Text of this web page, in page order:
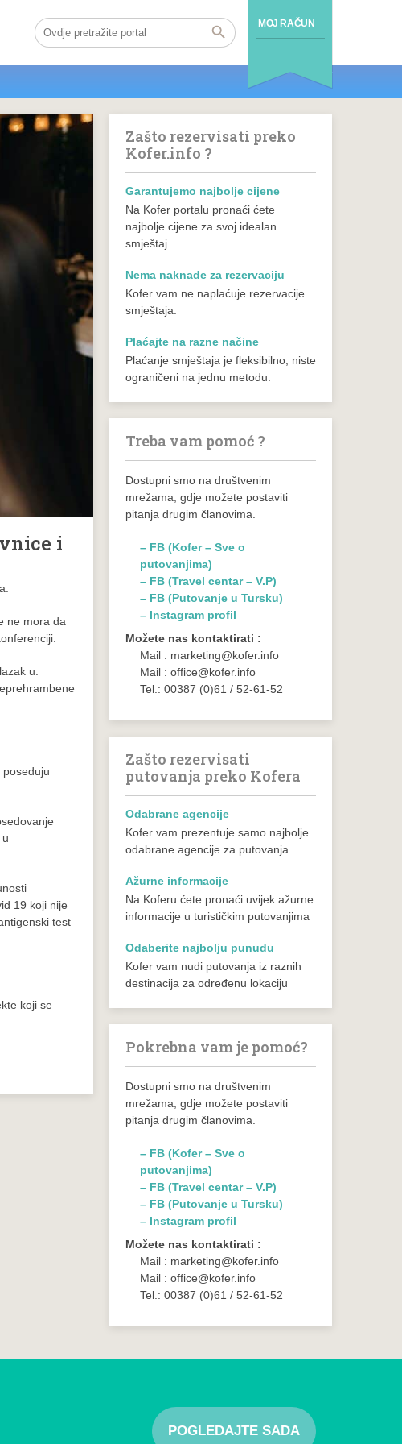
MOJ RAČUN
i
ne mora da
u:
19 koji nije
test
koji se
Zašto rezervisati preko
Kofer.info ?
Garantujemo najbolje cijene
Na Kofer portalu pronaći ćete
najbolje cijene za svoj idealan
smještaj.
Nema naknade za rezervaciju
Kofer vam ne naplaćuje rezervacije
smještaja.
Plaćajte na razne načine
Plaćanje smještaja je fleksibilno, niste
ograničeni na jednu metodu.
Treba vam pomoć ?
Dostupni smo na društvenim
mrežama, gdje možete postaviti
pitanja drugim članovima.
– FB (Kofer – Sve o
putovanjima)
– FB (Travel centar – V.P)
– FB (Putovanje u Tursku)
– Instagram profil
Možete nas kontaktirati :
Mail : marketing@kofer.info
Mail : office@kofer.info
Tel.: 00387 (0)61 / 52-61-52
Zašto rezervisati
putovanja preko Kofera
Odabrane agencije
Kofer vam prezentuje samo najbolje
odabrane agencije za putovanja
Ažurne informacije
Na Koferu ćete pronaći uvijek ažurne
informacije u turističkim putovanjima
Odaberite najbolju punudu
Kofer vam nudi putovanja iz raznih
destinacija za određenu lokaciju
Pokrebna vam je pomoć?
Dostupni smo na društvenim
mrežama, gdje možete postaviti
pitanja drugim članovima.
– FB (Kofer – Sve o
putovanjima)
– FB (Travel centar – V.P)
– FB (Putovanje u Tursku)
– Instagram profil
Možete nas kontaktirati :
Mail : marketing@kofer.info
Mail : office@kofer.info
Tel.: 00387 (0)61 / 52-61-52
POGLEDAJTE SADA